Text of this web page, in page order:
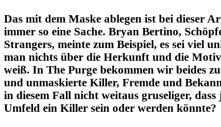
Das mit dem Maske ablegen ist bei dieser
immer so eine Sache. Bryan Bertino,
Strangers, meinte zum Beispiel, es sei viel
man nichts über die Herkunft und die
weiß. In The Purge bekommen wir beides
und unmaskierte Killer, Fremde und
in diesem Fall nicht weitaus gruseliger, dass
Umfeld ein Killer sein oder werden könnte?